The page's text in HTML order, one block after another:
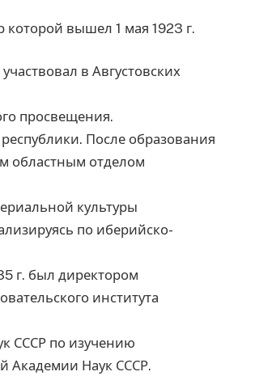
которой вышел 1 мая 1923 г.
в Августовских
просвещения.
После образования
областным отделом
культуры
по иберийско-
г. был директором
института
СССР по изучению
Академии Наук СССР.